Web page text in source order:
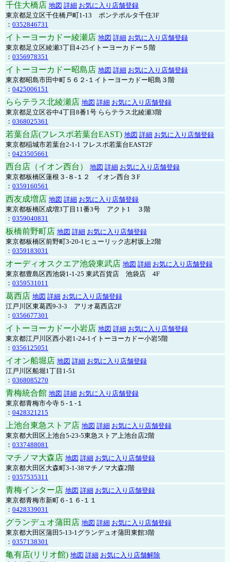
千住大橋店 地図 詳細 お気に入り店舗登録
東京都足立区千住橋戸町1-13 ポンテポルタ千住3F
： 0352846731
イトーヨーカドー綾瀬店 地図 詳細 お気に入り店舗登録
東京都足立区綾瀬3丁目4-25イトーヨーカドー５階
： 0356978351
イトーヨーカドー昭島店 地図 詳細 お気に入り店舗登録
東京都昭島市田中町５６２-１イトーヨーカドー昭島３階
： 0425006151
ららテラス北綾瀬店 地図 詳細 お気に入り店舗登録
東京都足立区谷中4丁目8番1号 ららテラス北綾瀬3階
： 0368025361
若葉台店(フレスポ若葉台EAST) 地図 詳細 お気に入り店舗登録
東京都稲城市若葉台2-1-1 フレスポ若葉台EAST2F
： 0423505661
西台店（イオン西台） 地図 詳細 お気に入り店舗登録
東京都板橋区蓮根３-８-１２ イオン西台３F
： 0359160561
西友成増店 地図 詳細 お気に入り店舗登録
東京都板橋区成増3丁目11番3号 アクト1 ３階
： 0359040831
板橋前野町店 地図 詳細 お気に入り店舗登録
東京都板橋区前野町3-20-1ヒューリック志村坂上2階
： 0359183031
オーディオスクエア池袋東武店 地図 詳細 お気に入り店舗登録
東京都豊島区西池袋1-1-25 東武百貨店 池袋店 4F
： 0359531011
葛西店 地図 詳細 お気に入り店舗登録
江戸川区東葛西9-3-3 アリオ葛西店2F
： 0356677301
イトーヨーカドー小岩店 地図 詳細 お気に入り店舗登録
東京都江戸川区西小岩1-24-1イトーヨーカドー小岩5階
： 0356125051
イオン船堀店 地図 詳細 お気に入り店舗登録
江戸川区船堀1丁目1-51
： 0368085270
青梅統合館 地図 詳細 お気に入り店舗登録
東京都青梅市今寺５-１-１
： 0428321215
上池台東急ストア店 地図 詳細 お気に入り店舗登録
東京都大田区上池台5-23-5東急ストア上池台店2階
： 0337488081
マチノマ大森店 地図 詳細 お気に入り店舗登録
東京都大田区大森町3-1-38マチノマ大森2階
： 0357535311
青梅インター店 地図 詳細 お気に入り店舗登録
東京都青梅市新町６-１６-１１
： 0428339031
グランデュオ蒲田店 地図 詳細 お気に入り店舗登録
東京都大田区蒲田5-13-1グランデュオ蒲田東館3階
： 0357138301
亀有店(リリオ館) 地図 詳細 お気に入り店舗解除